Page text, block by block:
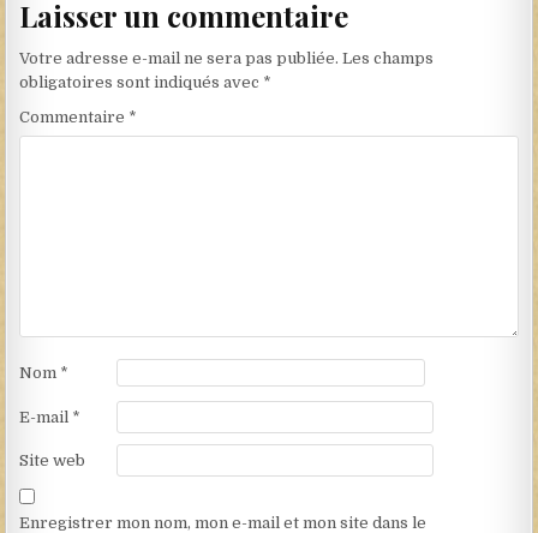
Laisser un commentaire
Votre adresse e-mail ne sera pas publiée. Les champs
obligatoires sont indiqués avec *
Commentaire *
Nom *
E-mail *
Site web
Enregistrer mon nom, mon e-mail et mon site dans le